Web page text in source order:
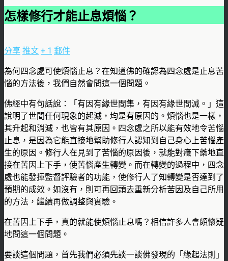
怎樣修行才能止息煩惱？
分享 推文 + 1 郵件
為何四念處可使煩惱止息？在知道佛的確認為四念處是止息苦
惱的方法後，我們自然會問這一個問題。
佛經中有句話說：「有因有緣世間集，有因有緣世間滅。」這
說明了世間任何現象的起滅，均是有原因的。煩惱也是一樣，
其升起和消滅，也皆有其原因。四念處之所以能有效地令苦惱
止息，是因為它能直接地幫助修行人認知到自己身心上苦惱產
生的原因。修行人在見到了苦惱的原因後，就能對癥下藥地直
接在苦因上下手，使苦惱產生轉變。而在轉變的過程中，四念
處也能發揮監督評驗者的功能，使修行人了知轉變是否達到了
預期的成效。如沒有，則可再回頭去重新分析苦因及自己所用
的方法，繼續再做調整與實驗。
在苦因上下手，真的就能使煩惱止息嗎？相信許多人會頗懷疑
地問這一個問題。
要談這個問題，首先我們必須先談一談佛發現的「緣起法則」